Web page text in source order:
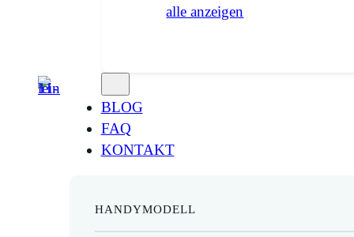
alle anzeigen
BLOG
FAQ
KONTAKT
HANDYMODELL